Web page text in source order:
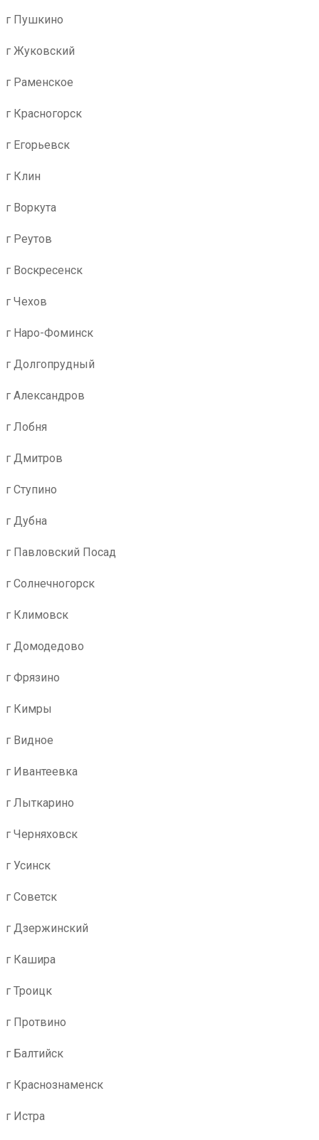
г Пушкино
г Жуковский
г Раменское
г Красногорск
г Егорьевск
г Клин
г Воркута
г Реутов
г Воскресенск
г Чехов
г Наро-Фоминск
г Долгопрудный
г Александров
г Лобня
г Дмитров
г Ступино
г Дубна
г Павловский Посад
г Солнечногорск
г Климовск
г Домодедово
г Фрязино
г Кимры
г Видное
г Ивантеевка
г Лыткарино
г Черняховск
г Усинск
г Советск
г Дзержинский
г Кашира
г Троицк
г Протвино
г Балтийск
г Краснознаменск
г Истра